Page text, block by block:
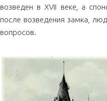
возведен в XVII веке, а
после возведения замка,
вопросов.